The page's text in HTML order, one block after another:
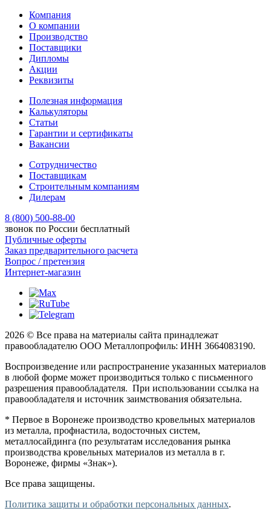
Компания
О компании
Производство
Поставщики
Дипломы
Акции
Реквизиты
Полезная информация
Калькуляторы
Статьи
Гарантии и сертификаты
Вакансии
Сотрудничество
Поставщикам
Строительным компаниям
Дилерам
8 (800) 500-88-00
звонок по России бесплатный
Публичные оферты
Заказ предварительного расчета
Вопрос / претензия
Интернет-магазин
2026 © Все права на материалы сайта принадлежат
правообладателю ООО Металлопрофиль: ИНН 3664083190.
Воспроизведение или распространение указанных материалов
в любой форме может производиться только с письменного
разрешения правообладателя. При использовании ссылка на
правообладателя и источник заимствования обязательна.
* Первое в Воронеже производство кровельных материалов
из металла, профнастила, водосточных систем,
металлосайдинга (по результатам исследования рынка
производства кровельных материалов из металла в г.
Воронеже, фирмы «Знак»).
Все права защищены.
Политика защиты и обработки персональных данных.